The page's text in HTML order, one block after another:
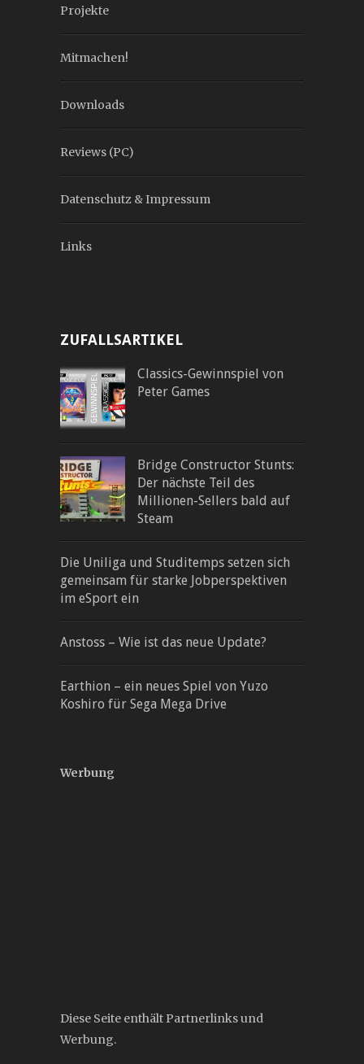
Projekte
Mitmachen!
Downloads
Reviews (PC)
Datenschutz & Impressum
Links
ZUFALLSARTIKEL
Classics-Gewinnspiel von
Peter Games
Bridge Constructor Stunts:
Der nächste Teil des
Millionen-Sellers bald auf
Steam
Die Uniliga und Studitemps setzen sich
gemeinsam für starke Jobperspektiven
im eSport ein
Anstoss – Wie ist das neue Update?
Earthion – ein neues Spiel von Yuzo
Koshiro für Sega Mega Drive
Werbung
Diese Seite enthält Partnerlinks und
Werbung.